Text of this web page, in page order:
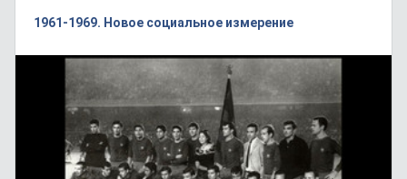
1961-1969. Новое социальное измерение